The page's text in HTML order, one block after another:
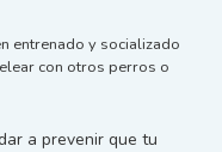
entrenado y socializado
con otros perros o
a prevenir que tu